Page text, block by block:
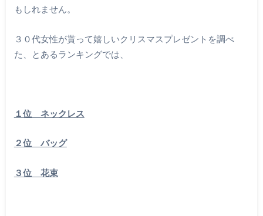
もしれません。
３０代女性が貰って嬉しいクリスマスプレゼントを調べ
た、とあるランキングでは、
１位 ネックレス
２位 バッグ
３位 花束